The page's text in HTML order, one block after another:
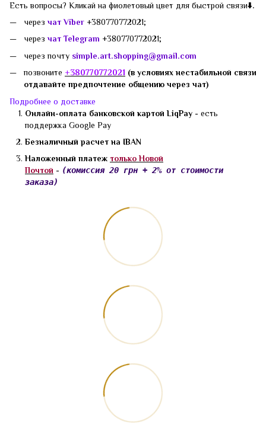
Есть вопросы? Кликай на фиолетовый цвет для быстрой связи⬇️.
через чат Viber +380770772021;
через чат Telegram +380770772021;
через почту simple.art.shopping@gmail.com
позвоните +380770772021 (в условиях нестабильной связи
отдавайте предпочтение общению через чат)
Подробнее о доставке
Онлайн-оплата банковской картой LiqPay - есть
поддержка Google Pay
Безналичный расчет на IBAN
Наложенный платеж только Новой
Почтой - (комиссия 20 грн + 2% от стоимости
заказа)